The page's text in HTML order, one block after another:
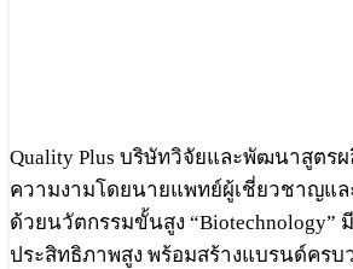
Quality Plus บริษัทวิจัยและพัฒนาสูต
ความงามโดยนายแพทย์ผู้เชี่ยวชาญแล
ด้วยนวัตกรรมขั้นสูง “Biotechnology”
ประสิทธิภาพสูง พร้อมสร้างแบรนด์ครบ